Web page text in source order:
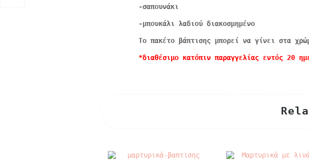
-σαπουνάκι
-μπουκάλι λαδιού διακοσμημένο
Το πακέτο βάπτισης μπορεί να γίνει στα
*διαθέσιμο κατόπιν παραγγελίας εντός 20